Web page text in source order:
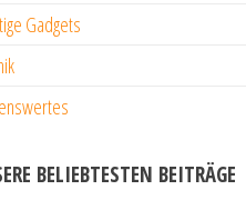
Gadgets
BELIEBTESTEN BEITRÄGE